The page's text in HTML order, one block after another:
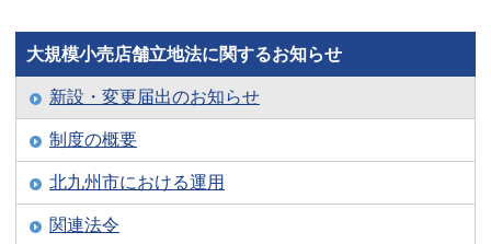
大規模小売店舗立地法に関するお知らせ
新設・変更届出のお知らせ
制度の概要
北九州市における運用
関連法令